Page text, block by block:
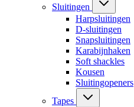
Sluitingen
Harpsluitingen
D-sluitingen
Snapsluitingen
Karabijnhaken
Soft shackles
Kousen
Sluitingopeners
Tapes